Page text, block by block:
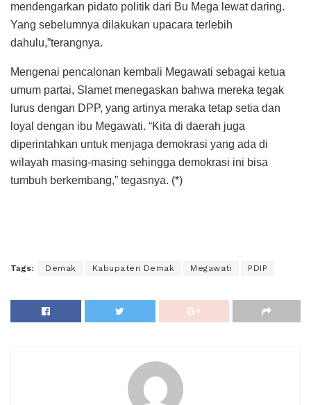
mendengarkan pidato politik dari Bu Mega lewat daring.
Yang sebelumnya dilakukan upacara terlebih
dahulu,”terangnya.
Mengenai pencalonan kembali Megawati sebagai ketua
umum partai, Slamet menegaskan bahwa mereka tegak
lurus dengan DPP, yang artinya meraka tetap setia dan
loyal dengan ibu Megawati. “Kita di daerah juga
diperintahkan untuk menjaga demokrasi yang ada di
wilayah masing-masing sehingga demokrasi ini bisa
tumbuh berkembang,” tegasnya. (*)
Tags: Demak Kabupaten Demak Megawati PDIP